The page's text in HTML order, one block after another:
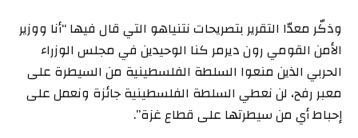
وذكّر معدّا التقرير بتصريحات نتنياهو التي قال فيها “أنا ووزير
الأمن القومي رون ديرمر كنا الوحيدين في مجلس الوزراء
الحربي الذين منعوا السلطة الفلسطينية من السيطرة على
معبر رفح، لن نعطي السلطة الفلسطينية جائزة ونعمل على
إحباط أي من سيطرتها على قطاع غزة”.